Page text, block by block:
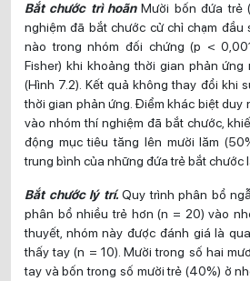
Bắt chước trì hoãnMười bốn đứa trẻ
nghiệm đã bắt chước cử chỉ chạm đầu
nào trong nhóm đối chứng (p <
Fisher) khi khoảng thời gian phản
(Hình 7.2). Kết quả không thay đổi khi
thời gian phản ứng. Điểm khác biệt duy
vào nhóm thí nghiệm đã bắt chước,
động mục tiêu tăng lên mười lăm
trung bình của những đứa trẻ bắt chước
Bắt chước lý trí.Quy trình phân bổ
phân bổ nhiều trẻ hơn (n = 20) vào
thuyết, nhóm này được đánh giá là
thấy tay (n = 10). Mười trong số hai
tay và bốn trong số mười trẻ (40%) ở